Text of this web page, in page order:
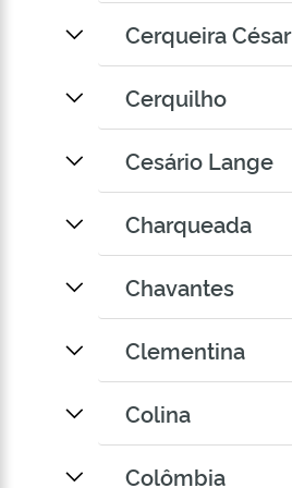
Cerqueira César
Cerquilho
Cesário Lange
Charqueada
Chavantes
Clementina
Colina
Colômbia